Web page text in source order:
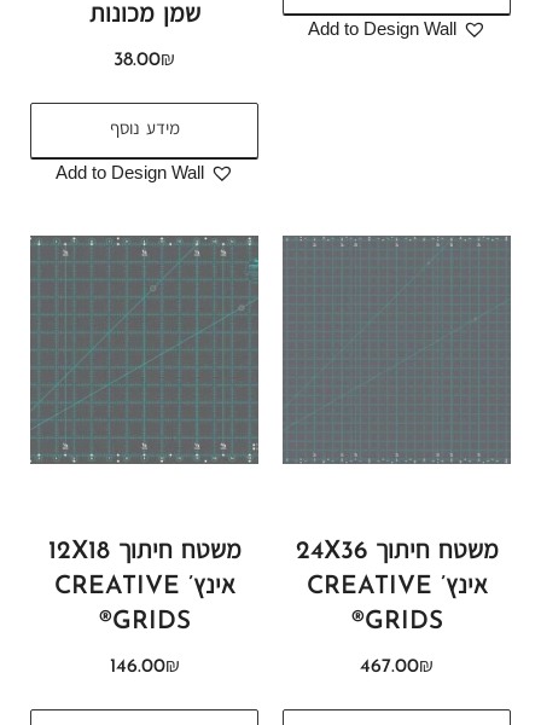
Add to Design Wall
שמן מכונות
38.00₪
מידע נוסף
Add to Design Wall
משטח חיתוך 24X36
אינץ’ CREATIVE
GRIDS®
467.00₪
משטח חיתוך 12X18
אינץ’ CREATIVE
GRIDS®
146.00₪